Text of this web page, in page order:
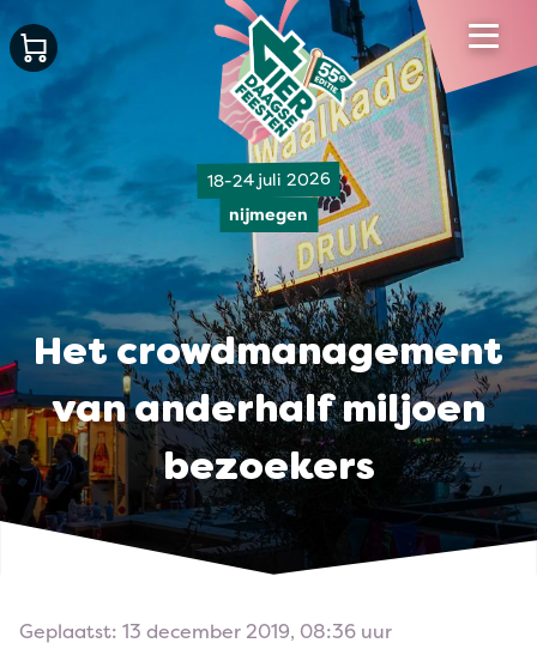
18-24 juli 2026
nijmegen
Het crowdmanagement
van anderhalf miljoen
bezoekers
Geplaatst: 13 december 2019, 08:36 uur